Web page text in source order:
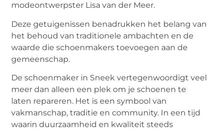
modeontwerpster Lisa van der Meer.
Deze getuigenissen benadrukken het belang van
het behoud van traditionele ambachten en de
waarde die schoenmakers toevoegen aan de
gemeenschap.
De schoenmaker in Sneek vertegenwoordigt veel
meer dan alleen een plek om je schoenen te
laten repareren. Het is een symbool van
vakmanschap, traditie en community. In een tijd
waarin duurzaamheid en kwaliteit steeds